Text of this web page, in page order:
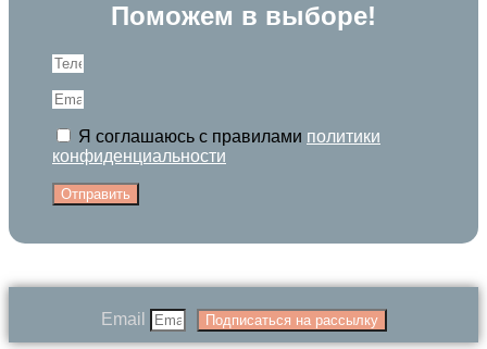
Поможем в выборе!
Я соглашаюсь с правилами политики
конфиденциальности
Отправить
Email Подписаться на рассылку